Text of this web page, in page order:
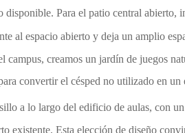
disponible. Para el patio central abierto,
al espacio abierto y deja un amplio
campus, creamos un jardín de juegos
convertir el césped no utilizado en
a lo largo del edificio de aulas, con un
existente. Esta elección de diseño